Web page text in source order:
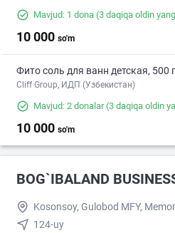
Mavjud: 1 dona (3 daqiqa oldin
10 000 so'm
Фито соль для ванн детская, 500
Cliff Group, ИДП (Узбекистан)
Mavjud: 2 donalar(3 daqiqa oldin
10 000 so'm
BOG`IBALAND
Kosonsoy, Gulobod MFY,
124-uy